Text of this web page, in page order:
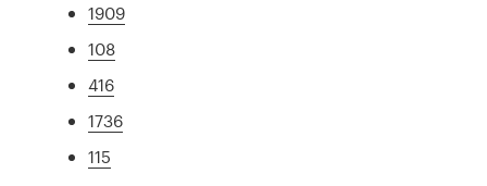
1909
108
416
1736
115